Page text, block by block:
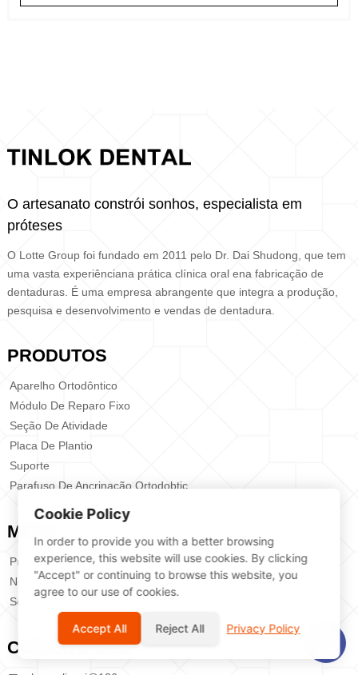
O artesanato constrói sonhos, especialista em
próteses
O Lotte Group foi fundado em 2011 pelo Dr. Dai Shudong, que tem
uma vasta experiênciana prática clínica oral ena fabricação de
dentaduras. É uma empresa abrangente que integra a produção,
pesquisa e desenvolvimento e vendas de dentadura.
PRODUTOS
Aparelho Ortodôntico
Módulo De Reparo Fixo
Seção De Atividade
Placa De Plantio
Suporte
Parafuso De Ancrinação Ortodobtic
MENU
Produtos
Notícias
Sobrenós
CONTATE-NOS
Cookie Policy
In order to provide you with a better browsing
experience, this website will use cookies. By clicking
"Accept" or continuing to browse this website, you
agree to our use of cookies.
Accept All Reject All Privacy Policy